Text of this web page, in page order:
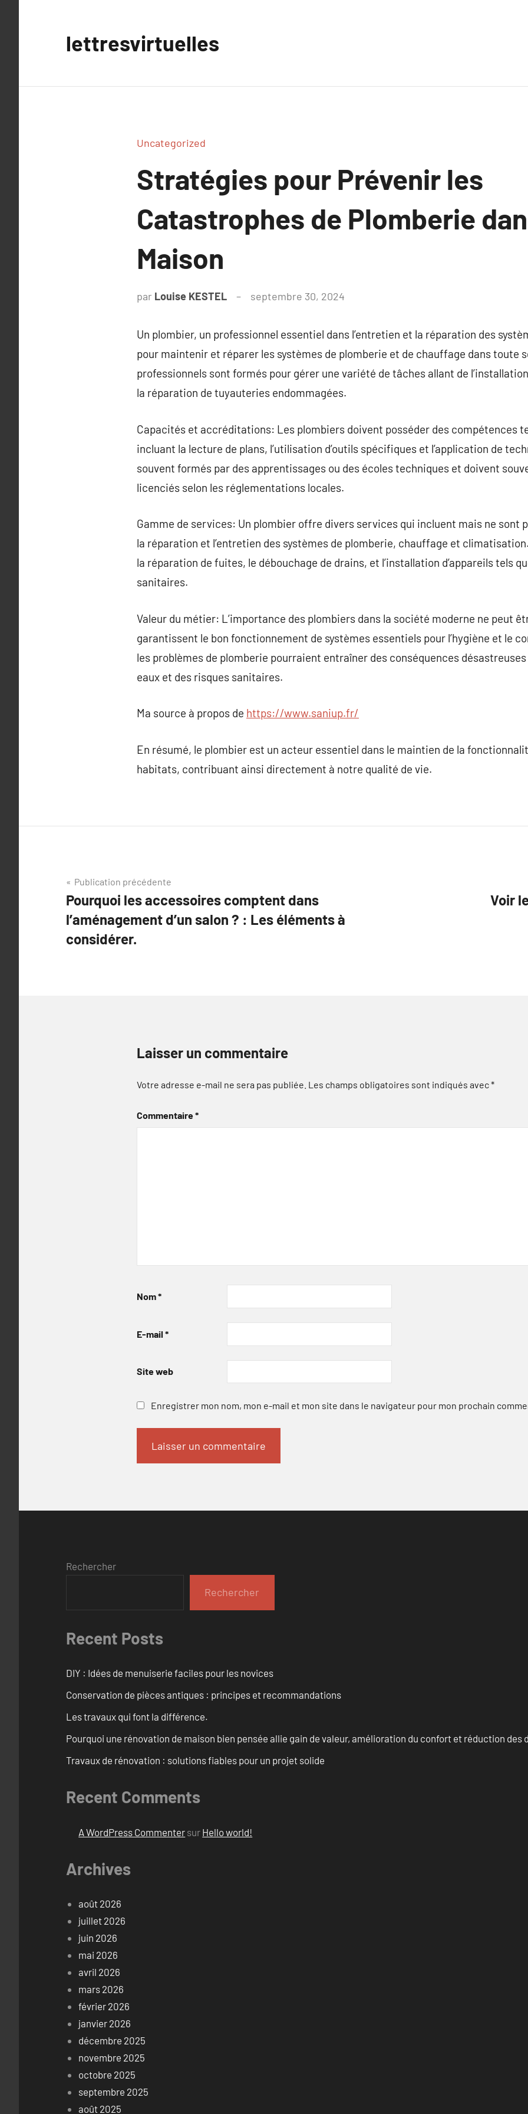
lettresvirtuelles
Uncategorized
Stratégies pour Prévenir les
Catastrophes de Plomberie
Maison
par Louise KESTEL septembre 30, 2024
Un plombier, un professionnel essentiel dans l’entretien et la réparation des
pour maintenir et réparer les systèmes de plomberie et de chauffage dans toute
professionnels sont formés pour gérer une variété de tâches allant de
la réparation de tuyauteries endommagées.
Capacités et accréditations: Les plombiers doivent posséder des compétences
incluant la lecture de plans, l’utilisation d’outils spécifiques et l’application de
souvent formés par des apprentissages ou des écoles techniques et doivent
licenciés selon les réglementations locales.
Gamme de services: Un plombier offre divers services qui incluent mais ne sont
la réparation et l’entretien des systèmes de plomberie, chauffage et
la réparation de fuites, le débouchage de drains, et l’installation d’appareils tels
sanitaires.
Valeur du métier: L’importance des plombiers dans la société moderne ne peut
garantissent le bon fonctionnement de systèmes essentiels pour l’hygiène et le
les problèmes de plomberie pourraient entraîner des conséquences
eaux et des risques sanitaires.
Ma source à propos de https://www.saniup.fr/
En résumé, le plombier est un acteur essentiel dans le maintien de la
habitats, contribuant ainsi directement à notre qualité de vie.
Navigation
de
l’article
Publication précédente
Pourquoi les accessoires comptent dans
l’aménagement d’un salon ? : Les éléments à
considérer.
Voir
Laisser un commentaire
Votre adresse e-mail ne sera pas publiée. Les champs obligatoires sont indiqués avec*
Commentaire*
Nom*
E-mail *
Site web
Enregistrer mon nom, mon e-mail et mon site dans le navigateur pour mon prochain
Rechercher
Rechercher
Recent Posts
DIY : Idées de menuiserie faciles pour les novices
Conservation de pièces antiques : principes et recommandations
Les travaux qui font la différence.
Pourquoi une rénovation de maison bien pensée allie gain de valeur, amélioration du confort et réduction des
Travaux de rénovation : solutions fiables pour un projet solide
Recent Comments
A WordPress Commenter sur Hello world!
Archives
août 2026
juillet 2026
juin 2026
mai 2026
avril 2026
mars 2026
février 2026
janvier 2026
décembre 2025
novembre 2025
octobre 2025
septembre 2025
août 2025